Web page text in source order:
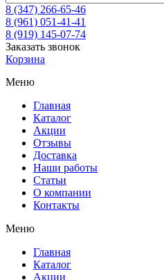
8 (347) 266-65-46
8 (961) 051-41-41
8 (919) 145-07-74
Заказать звонок
Корзина
Меню
Главная
Каталог
Акции
Отзывы
Доставка
Наши работы
Статьи
О компании
Контакты
Меню
Главная
Каталог
Акции